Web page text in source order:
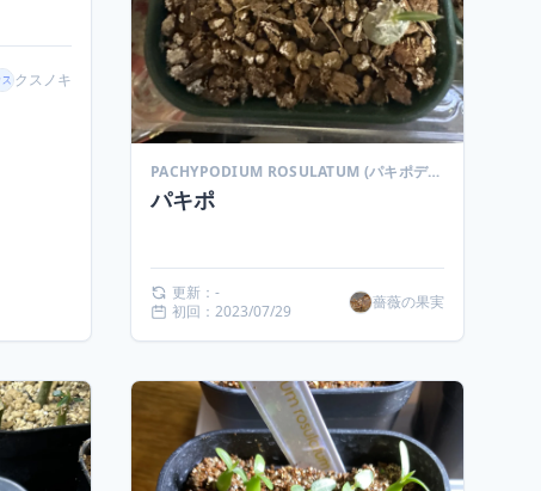
クスノキ
PACHYPODIUM ROSULATUM (パキポディウム ロスラーツム)
パキポ
更新：-
初回：2023/07/29
薔薇の果実